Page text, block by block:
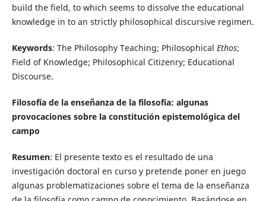
build the field, to which seems to dissolve the educational
knowledge in to an strictly philosophical discursive regimen.
Keywords: The Philosophy Teaching; Philosophical Ethos;
Field of Knowledge; Philosophical Citizenry; Educational
Discourse.
Filosofía de la enseñanza de la filosofía: algunas
provocaciones sobre la constitución epistemológica del
campo
Resumen: El presente texto es el resultado de una
investigación doctoral en curso y pretende poner en juego
algunas problematizaciones sobre el tema de la enseñanza